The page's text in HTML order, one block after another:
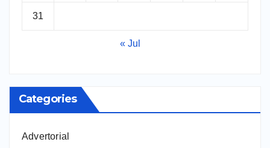
31
« Jul
Categories
Advertorial